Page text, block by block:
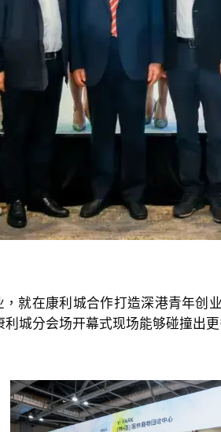
在康利城合作打造深港青年创
城分会场开幕式现场能够碰撞出更